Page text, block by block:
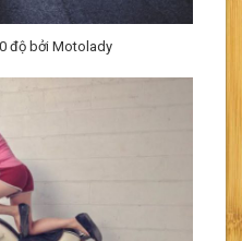
độ bởi Motolady